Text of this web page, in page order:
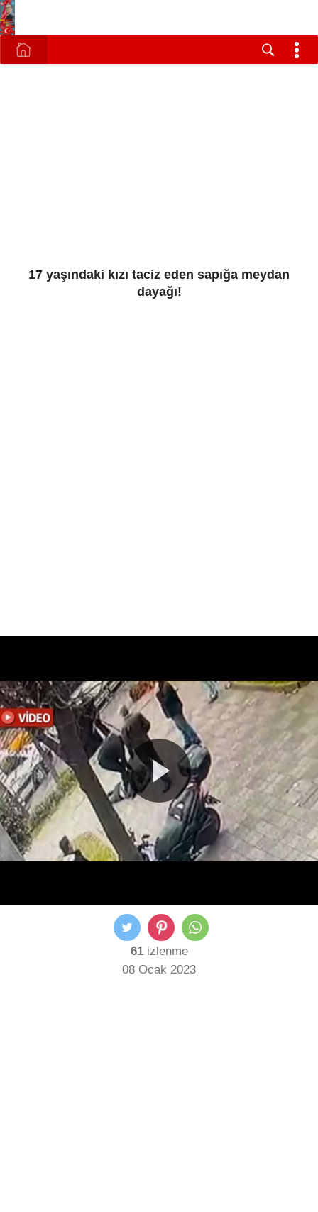
17 yaşındaki kızı taciz eden sapığa meydan
dayağı!
61izlenme
08 Ocak 2023